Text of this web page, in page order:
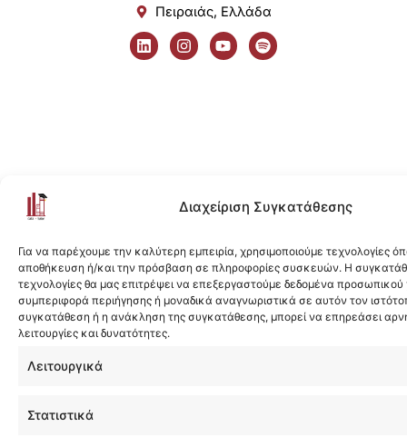
Διαχείριση Συγκατάθεσης
Για να παρέχουμε την καλύτερη εμπειρία, χρησιμοποιούμε τεχνολογίες
αποθήκευση ή/και την πρόσβαση σε πληροφορίες συσκευών. Η
τεχνολογίες θα μας επιτρέψει να επεξεργαστούμε δεδομένα
συμπεριφορά περιήγησης ή μοναδικά αναγνωριστικά σε αυτόν τον
συγκατάθεση ή η ανάκληση της συγκατάθεσης, μπορεί να επηρεάσει
λειτουργίες και δυνατότητες.
Λειτουργικά
Στατιστικά
Πειραιάς, Ελλάδα
L
i
n
I
n
s
Y
o
u
S
p
o